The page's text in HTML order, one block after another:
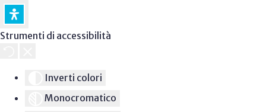
Strumenti di accessibilità
Inverti colori
Monocromatico